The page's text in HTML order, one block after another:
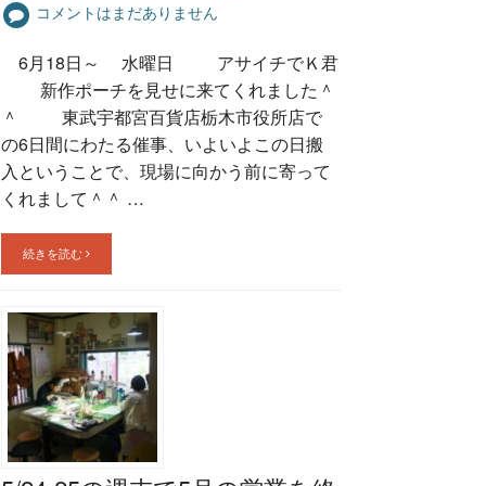
コメントはまだありません
6月18日～ 水曜日 アサイチでＫ君
新作ポーチを見せに来てくれました＾
＾ 東武宇都宮百貨店栃木市役所店で
の6日間にわたる催事、いよいよこの日搬
入ということで、現場に向かう前に寄って
くれまして＾＾ …
続きを読む